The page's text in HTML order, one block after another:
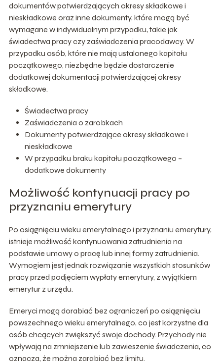
dokumentów potwierdzających okresy składkowe i
nieskładkowe oraz inne dokumenty, które mogą być
wymagane w indywidualnym przypadku, takie jak
świadectwa pracy czy zaświadczenia pracodawcy. W
przypadku osób, które nie mają ustalonego kapitału
początkowego, niezbędne będzie dostarczenie
dodatkowej dokumentacji potwierdzającej okresy
składkowe.
Świadectwa pracy
Zaświadczenia o zarobkach
Dokumenty potwierdzające okresy składkowe i
nieskładkowe
W przypadku braku kapitału początkowego –
dodatkowe dokumenty
Możliwość kontynuacji pracy po
przyznaniu emerytury
Po osiągnięciu wieku emerytalnego i przyznaniu emerytury,
istnieje możliwość kontynuowania zatrudnienia na
podstawie umowy o pracę lub innej formy zatrudnienia.
Wymogiem jest jednak rozwiązanie wszystkich stosunków
pracy przed podjęciem wypłaty emerytury, z wyjątkiem
emerytur z urzędu.
Emeryci mogą dorabiać bez ograniczeń po osiągnięciu
powszechnego wieku emerytalnego, co jest korzystne dla
osób chcących zwiększyć swoje dochody. Przychody nie
wpływają na zmniejszenie lub zawieszenie świadczenia, co
oznacza, że można zarabiać bez limitu.